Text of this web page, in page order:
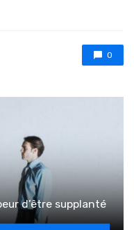
0
d’être supplanté